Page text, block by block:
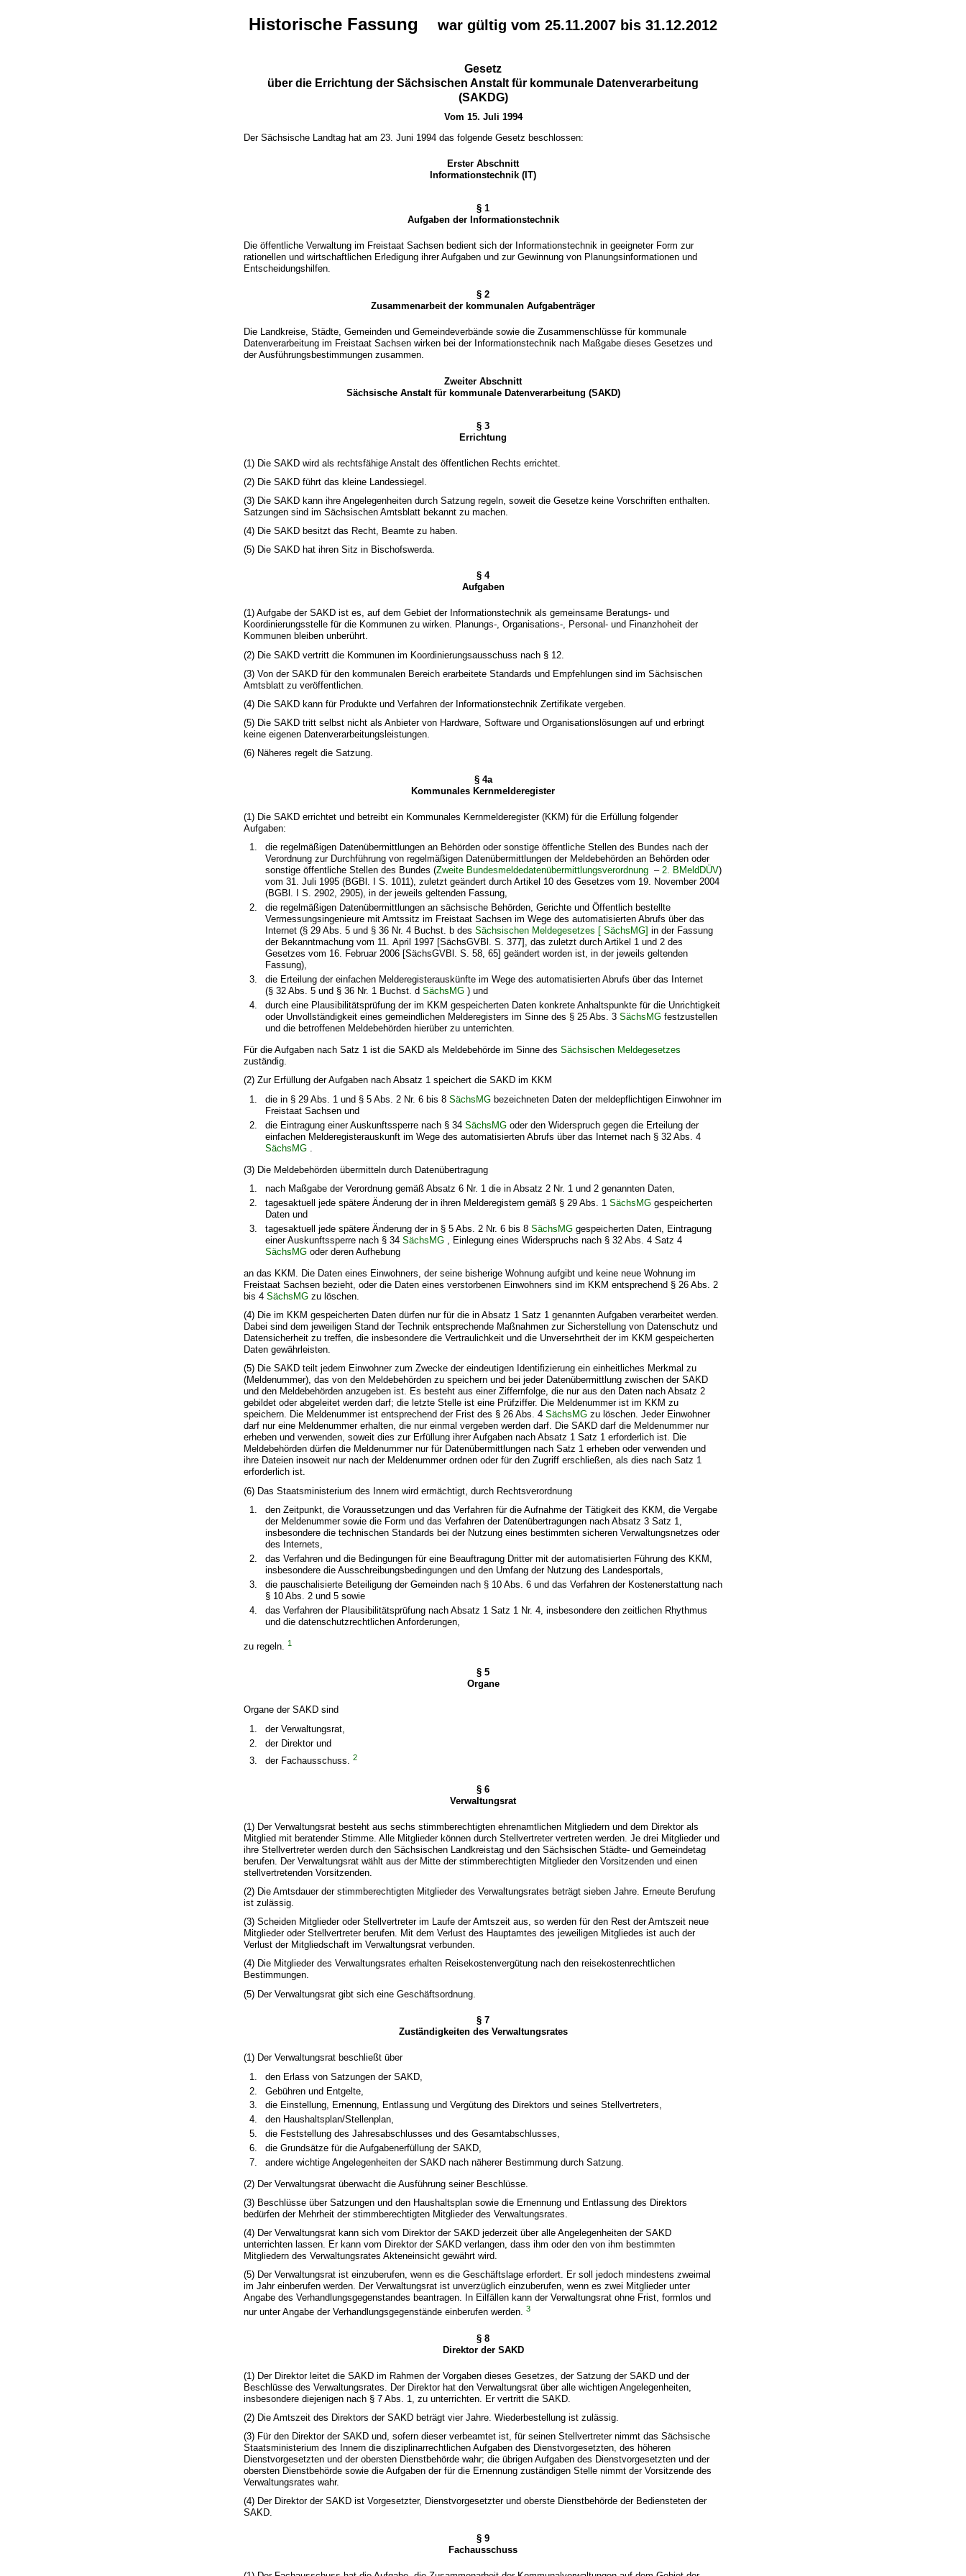
Historische Fassung war gültig vom 25.11.2007 bis 31.12.2012
Gesetz
über die Errichtung der Sächsischen Anstalt für kommunale Datenverarbeitung
(SAKDG)
Vom 15. Juli 1994
Der Sächsische Landtag hat am 23. Juni 1994 das folgende Gesetz beschlossen:
Erster Abschnitt
Informationstechnik (IT)
§ 1
Aufgaben der Informationstechnik
Die öffentliche Verwaltung im Freistaat Sachsen bedient sich der Informationstechnik in geeigneter Form zur
rationellen und wirtschaftlichen Erledigung ihrer Aufgaben und zur Gewinnung von Planungsinformationen und
Entscheidungshilfen.
§ 2
Zusammenarbeit der kommunalen Aufgabenträger
Die Landkreise, Städte, Gemeinden und Gemeindeverbände sowie die Zusammenschlüsse für kommunale
Datenverarbeitung im Freistaat Sachsen wirken bei der Informationstechnik nach Maßgabe dieses Gesetzes und
der Ausführungsbestimmungen zusammen.
Zweiter Abschnitt
Sächsische Anstalt für kommunale Datenverarbeitung (SAKD)
§ 3
Errichtung
(1) Die SAKD wird als rechtsfähige Anstalt des öffentlichen Rechts errichtet.
(2) Die SAKD führt das kleine Landessiegel.
(3) Die SAKD kann ihre Angelegenheiten durch Satzung regeln, soweit die Gesetze keine Vorschriften enthalten.
Satzungen sind im Sächsischen Amtsblatt bekannt zu machen.
(4) Die SAKD besitzt das Recht, Beamte zu haben.
(5) Die SAKD hat ihren Sitz in Bischofswerda.
§ 4
Aufgaben
(1) Aufgabe der SAKD ist es, auf dem Gebiet der Informationstechnik als gemeinsame Beratungs- und
Koordinierungsstelle für die Kommunen zu wirken. Planungs-, Organisations-, Personal- und Finanzhoheit der
Kommunen bleiben unberührt.
(2) Die SAKD vertritt die Kommunen im Koordinierungsausschuss nach § 12.
(3) Von der SAKD für den kommunalen Bereich erarbeitete Standards und Empfehlungen sind im Sächsischen
Amtsblatt zu veröffentlichen.
(4) Die SAKD kann für Produkte und Verfahren der Informationstechnik Zertifikate vergeben.
(5) Die SAKD tritt selbst nicht als Anbieter von Hardware, Software und Organisationslösungen auf und erbringt
keine eigenen Datenverarbeitungsleistungen.
(6) Näheres regelt die Satzung.
§ 4a
Kommunales Kernmelderegister
(1) Die SAKD errichtet und betreibt ein Kommunales Kernmelderegister (KKM) für die Erfüllung folgender
Aufgaben:
die regelmäßigen Datenübermittlungen an Behörden oder sonstige öffentliche Stellen des Bundes nach der
Verordnung zur Durchführung von regelmäßigen Datenübermittlungen der Meldebehörden an Behörden oder
sonstige öffentliche Stellen des Bundes (Zweite Bundesmeldedatenübermittlungsverordnung – 2. BMeldDÜV)
vom 31. Juli 1995 (BGBl. I S. 1011), zuletzt geändert durch Artikel 10 des Gesetzes vom 19. November 2004
(BGBl. I S. 2902, 2905), in der jeweils geltenden Fassung,
die regelmäßigen Datenübermittlungen an sächsische Behörden, Gerichte und Öffentlich bestellte
Vermessungsingenieure mit Amtssitz im Freistaat Sachsen im Wege des automatisierten Abrufs über das
Internet (§ 29 Abs. 5 und § 36 Nr. 4 Buchst. b des Sächsischen Meldegesetzes [ SächsMG] in der Fassung
der Bekanntmachung vom 11. April 1997 [SächsGVBl. S. 377], das zuletzt durch Artikel 1 und 2 des
Gesetzes vom 16. Februar 2006 [SächsGVBl. S. 58, 65] geändert worden ist, in der jeweils geltenden
Fassung),
die Erteilung der einfachen Melderegisterauskünfte im Wege des automatisierten Abrufs über das Internet
(§ 32 Abs. 5 und § 36 Nr. 1 Buchst. d SächsMG) und
durch eine Plausibilitätsprüfung der im KKM gespeicherten Daten konkrete Anhaltspunkte für die Unrichtigkeit
oder Unvollständigkeit eines gemeindlichen Melderegisters im Sinne des § 25 Abs. 3 SächsMGfestzustellen
und die betroffenen Meldebehörden hierüber zu unterrichten.
Für die Aufgaben nach Satz 1 ist die SAKD als Meldebehörde im Sinne desSächsischen Meldegesetzes
zuständig.
(2) Zur Erfüllung der Aufgaben nach Absatz 1 speichert die SAKD im KKM
die in § 29 Abs. 1 und § 5 Abs. 2 Nr. 6 bis 8 SächsMGbezeichneten Daten der meldepflichtigen Einwohner im
Freistaat Sachsen und
die Eintragung einer Auskunftssperre nach § 34 SächsMGoder den Widerspruch gegen die Erteilung der
einfachen Melderegisterauskunft im Wege des automatisierten Abrufs über das Internet nach § 32 Abs. 4
SächsMG.
(3) Die Meldebehörden übermitteln durch Datenübertragung
nach Maßgabe der Verordnung gemäß Absatz 6 Nr. 1 die in Absatz 2 Nr. 1 und 2 genannten Daten,
tagesaktuell jede spätere Änderung der in ihren Melderegistern gemäß § 29 Abs. 1 SächsMGgespeicherten
Daten und
tagesaktuell jede spätere Änderung der in § 5 Abs. 2 Nr. 6 bis 8 SächsMGgespeicherten Daten, Eintragung
einer Auskunftssperre nach § 34 SächsMG, Einlegung eines Widerspruchs nach § 32 Abs. 4 Satz 4
SächsMGoder deren Aufhebung
an das KKM. Die Daten eines Einwohners, der seine bisherige Wohnung aufgibt und keine neue Wohnung im
Freistaat Sachsen bezieht, oder die Daten eines verstorbenen Einwohners sind im KKM entsprechend § 26 Abs. 2
bis 4SächsMG zu löschen.
(4) Die im KKM gespeicherten Daten dürfen nur für die in Absatz 1 Satz 1 genannten Aufgaben verarbeitet werden.
Dabei sind dem jeweiligen Stand der Technik entsprechende Maßnahmen zur Sicherstellung von Datenschutz und
Datensicherheit zu treffen, die insbesondere die Vertraulichkeit und die Unversehrtheit der im KKM gespeicherten
Daten gewährleisten.
(5) Die SAKD teilt jedem Einwohner zum Zwecke der eindeutigen Identifizierung ein einheitliches Merkmal zu
(Meldenummer), das von den Meldebehörden zu speichern und bei jeder Datenübermittlung zwischen der SAKD
und den Meldebehörden anzugeben ist. Es besteht aus einer Ziffernfolge, die nur aus den Daten nach Absatz 2
gebildet oder abgeleitet werden darf; die letzte Stelle ist eine Prüfziffer. Die Meldenummer ist im KKM zu
speichern. Die Meldenummer ist entsprechend der Frist des § 26 Abs. 4SächsMG zu löschen. Jeder Einwohner
darf nur eine Meldenummer erhalten, die nur einmal vergeben werden darf. Die SAKD darf die Meldenummer nur
erheben und verwenden, soweit dies zur Erfüllung ihrer Aufgaben nach Absatz 1 Satz 1 erforderlich ist. Die
Meldebehörden dürfen die Meldenummer nur für Datenübermittlungen nach Satz 1 erheben oder verwenden und
ihre Dateien insoweit nur nach der Meldenummer ordnen oder für den Zugriff erschließen, als dies nach Satz 1
erforderlich ist.
(6) Das Staatsministerium des Innern wird ermächtigt, durch Rechtsverordnung
den Zeitpunkt, die Voraussetzungen und das Verfahren für die Aufnahme der Tätigkeit des KKM, die Vergabe
der Meldenummer sowie die Form und das Verfahren der Datenübertragungen nach Absatz 3 Satz 1,
insbesondere die technischen Standards bei der Nutzung eines bestimmten sicheren Verwaltungsnetzes oder
des Internets,
das Verfahren und die Bedingungen für eine Beauftragung Dritter mit der automatisierten Führung des KKM,
insbesondere die Ausschreibungsbedingungen und den Umfang der Nutzung des Landesportals,
die pauschalisierte Beteiligung der Gemeinden nach § 10 Abs. 6 und das Verfahren der Kostenerstattung nach
§ 10 Abs. 2 und 5 sowie
das Verfahren der Plausibilitätsprüfung nach Absatz 1 Satz 1 Nr. 4, insbesondere den zeitlichen Rhythmus
und die datenschutzrechtlichen Anforderungen,
zu regeln.1
§ 5
Organe
Organe der SAKD sind
der Verwaltungsrat,
der Direktor und
der Fachausschuss.
2
§ 6
Verwaltungsrat
(1) Der Verwaltungsrat besteht aus sechs stimmberechtigten ehrenamtlichen Mitgliedern und dem Direktor als
Mitglied mit beratender Stimme. Alle Mitglieder können durch Stellvertreter vertreten werden. Je drei Mitglieder und
ihre Stellvertreter werden durch den Sächsischen Landkreistag und den Sächsischen Städte- und Gemeindetag
berufen. Der Verwaltungsrat wählt aus der Mitte der stimmberechtigten Mitglieder den Vorsitzenden und einen
stellvertretenden Vorsitzenden.
(2) Die Amtsdauer der stimmberechtigten Mitglieder des Verwaltungsrates beträgt sieben Jahre. Erneute Berufung
ist zulässig.
(3) Scheiden Mitglieder oder Stellvertreter im Laufe der Amtszeit aus, so werden für den Rest der Amtszeit neue
Mitglieder oder Stellvertreter berufen. Mit dem Verlust des Hauptamtes des jeweiligen Mitgliedes ist auch der
Verlust der Mitgliedschaft im Verwaltungsrat verbunden.
(4) Die Mitglieder des Verwaltungsrates erhalten Reisekostenvergütung nach den reisekostenrechtlichen
Bestimmungen.
(5) Der Verwaltungsrat gibt sich eine Geschäftsordnung.
§ 7
Zuständigkeiten des Verwaltungsrates
(1) Der Verwaltungsrat beschließt über
den Erlass von Satzungen der SAKD,
Gebühren und Entgelte,
die Einstellung, Ernennung, Entlassung und Vergütung des Direktors und seines Stellvertreters,
den Haushaltsplan/Stellenplan,
die Feststellung des Jahresabschlusses und des Gesamtabschlusses,
die Grundsätze für die Aufgabenerfüllung der SAKD,
andere wichtige Angelegenheiten der SAKD nach näherer Bestimmung durch Satzung.
(2) Der Verwaltungsrat überwacht die Ausführung seiner Beschlüsse.
(3) Beschlüsse über Satzungen und den Haushaltsplan sowie die Ernennung und Entlassung des Direktors
bedürfen der Mehrheit der stimmberechtigten Mitglieder des Verwaltungsrates.
(4) Der Verwaltungsrat kann sich vom Direktor der SAKD jederzeit über alle Angelegenheiten der SAKD
unterrichten lassen. Er kann vom Direktor der SAKD verlangen, dass ihm oder den von ihm bestimmten
Mitgliedern des Verwaltungsrates Akteneinsicht gewährt wird.
(5) Der Verwaltungsrat ist einzuberufen, wenn es die Geschäftslage erfordert. Er soll jedoch mindestens zweimal
im Jahr einberufen werden. Der Verwaltungsrat ist unverzüglich einzuberufen, wenn es zwei Mitglieder unter
Angabe des Verhandlungsgegenstandes beantragen. In Eilfällen kann der Verwaltungsrat ohne Frist, formlos und
nur unter Angabe der Verhandlungsgegenstände einberufen werden.3
§ 8
Direktor der SAKD
(1) Der Direktor leitet die SAKD im Rahmen der Vorgaben dieses Gesetzes, der Satzung der SAKD und der
Beschlüsse des Verwaltungsrates. Der Direktor hat den Verwaltungsrat über alle wichtigen Angelegenheiten,
insbesondere diejenigen nach § 7 Abs. 1, zu unterrichten. Er vertritt die SAKD.
(2) Die Amtszeit des Direktors der SAKD beträgt vier Jahre. Wiederbestellung ist zulässig.
(3) Für den Direktor der SAKD und, sofern dieser verbeamtet ist, für seinen Stellvertreter nimmt das Sächsische
Staatsministerium des Innern die disziplinarrechtlichen Aufgaben des Dienstvorgesetzten, des höheren
Dienstvorgesetzten und der obersten Dienstbehörde wahr; die übrigen Aufgaben des Dienstvorgesetzten und der
obersten Dienstbehörde sowie die Aufgaben der für die Ernennung zuständigen Stelle nimmt der Vorsitzende des
Verwaltungsrates wahr.
(4) Der Direktor der SAKD ist Vorgesetzter, Dienstvorgesetzter und oberste Dienstbehörde der Bediensteten der
SAKD.
§ 9
Fachausschuss